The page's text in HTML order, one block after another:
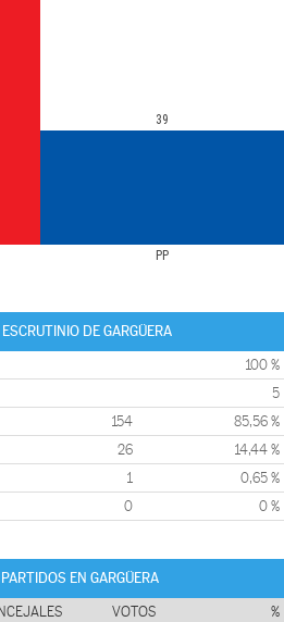
PP
39
DE GARGÜERA
100 %
5
154 85,56 %
26 14,44 %
1 0,65 %
0 0 %
EN GARGÜERA
VOTOS %